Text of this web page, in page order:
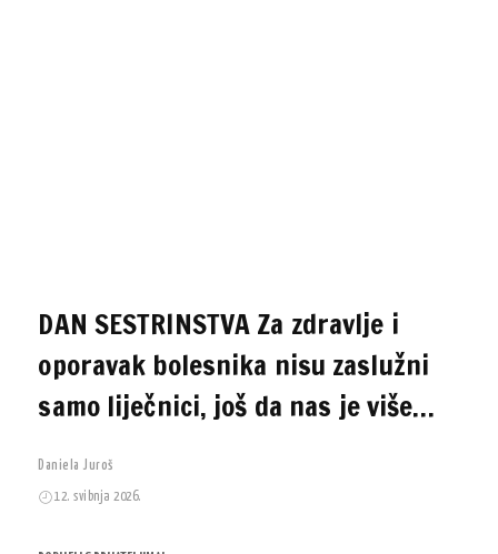
DAN SESTRINSTVA Za zdravlje i
oporavak bolesnika nisu zaslužni
samo liječnici, još da nas je više…
Daniela Juroš
12. svibnja 2026.